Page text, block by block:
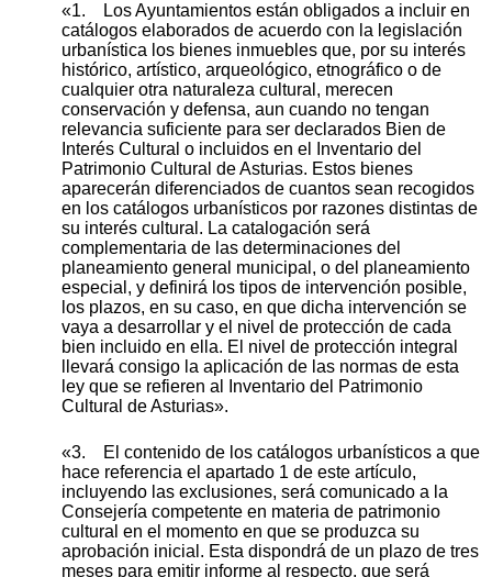
«1. Los Ayuntamientos están obligados a incluir en
catálogos elaborados de acuerdo con la legislación
urbanística los bienes inmuebles que, por su interés
histórico, artístico, arqueológico, etnográfico o de
cualquier otra naturaleza cultural, merecen
conservación y defensa, aun cuando no tengan
relevancia suficiente para ser declarados Bien de
Interés Cultural o incluidos en el Inventario del
Patrimonio Cultural de Asturias. Estos bienes
aparecerán diferenciados de cuantos sean recogidos
en los catálogos urbanísticos por razones distintas de
su interés cultural. La catalogación será
complementaria de las determinaciones del
planeamiento general municipal, o del planeamiento
especial, y definirá los tipos de intervención posible,
los plazos, en su caso, en que dicha intervención se
vaya a desarrollar y el nivel de protección de cada
bien incluido en ella. El nivel de protección integral
llevará consigo la aplicación de las normas de esta
ley que se refieren al Inventario del Patrimonio
Cultural de Asturias».
«3. El contenido de los catálogos urbanísticos a que
hace referencia el apartado 1 de este artículo,
incluyendo las exclusiones, será comunicado a la
Consejería competente en materia de patrimonio
cultural en el momento en que se produzca su
aprobación inicial. Esta dispondrá de un plazo de tres
meses para emitir informe al respecto, que será